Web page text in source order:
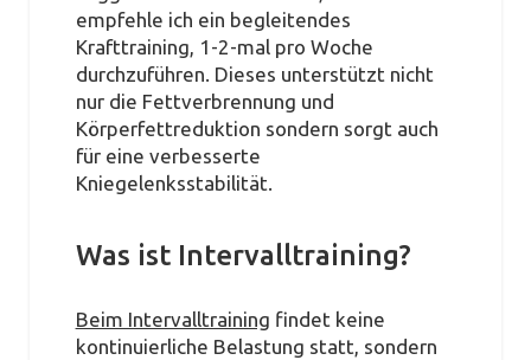
empfehle ich ein begleitendes
Krafttraining, 1-2-mal pro Woche
durchzuführen. Dieses unterstützt nicht
nur die Fettverbrennung und
Körperfettreduktion sondern sorgt auch
für eine verbesserte
Kniegelenksstabilität.
Was ist Intervalltraining?
Beim Intervalltraining findet keine
kontinuierliche Belastung statt, sondern